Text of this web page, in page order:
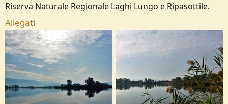
Riserva Naturale Regionale Laghi Lungo e Ripasottile.
Allegati